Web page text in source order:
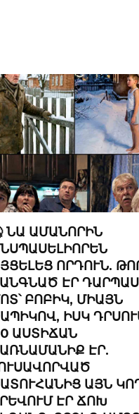
ՆԱ ԱՄԱՆՈՐԻՆ
ՈՐԴՈՒՆ.
ԷՐ
ԲՈԲԻԿ, ՄԻԱՅՆ
ԻՍԿ
ԱՍՏԻՃԱՆ
ԷՐ.
ԱՅՆ
ԷՐ ՃՈԽ